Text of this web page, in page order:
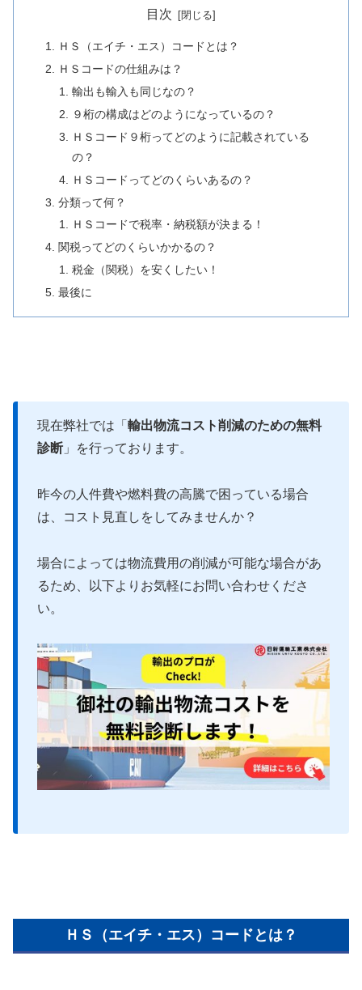
目次
ＨＳ（エイチ・エス）コードとは？
ＨＳコードの仕組みは？
輸出も輸入も同じなの？
９桁の構成はどのようになっているの？
ＨＳコード９桁ってどのように記載されている
の？
ＨＳコードってどのくらいあるの？
分類って何？
ＨＳコードで税率・納税額が決まる！
関税ってどのくらいかかるの？
税金（関税）を安くしたい！
最後に
現在弊社では「 輸出物流コスト削減のための無料
診断 」を行っております。
昨今の人件費や燃料費の高騰で困っている場合
は、コスト見直しをしてみませんか？
場合によっては物流費用の削減が可能な場合があ
るため、以下よりお気軽にお問い合わせくださ
い。
ＨＳ（エイチ・エス）コードとは？